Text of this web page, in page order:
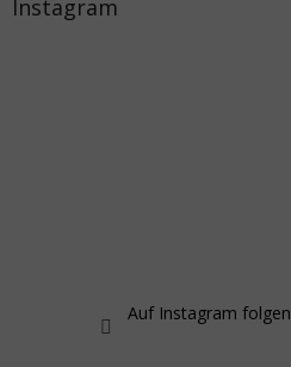
Instagram
Auf Instagram folgen